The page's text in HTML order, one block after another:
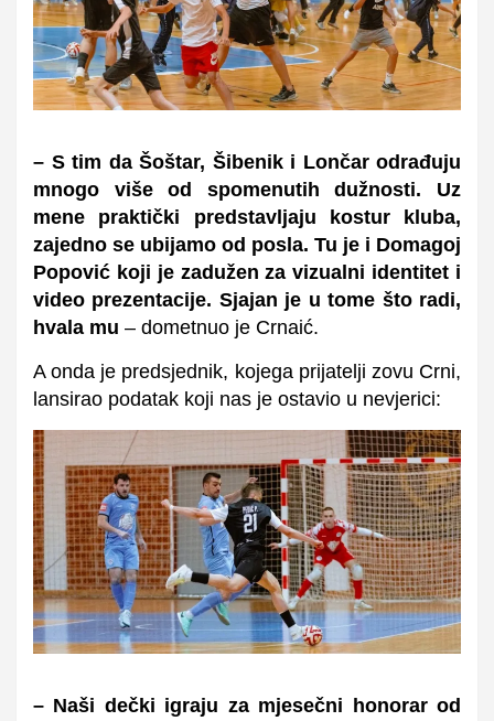
– S tim da Šoštar, Šibenik i Lončar odrađuju
mnogo više od spomenutih dužnosti. Uz
mene praktički predstavljaju kostur kluba,
zajedno se ubijamo od posla. Tu je i Domagoj
Popović koji je zadužen za vizualni identitet i
video prezentacije. Sjajan je u tome što radi,
hvala mu – dometnuo je Crnaić.
A onda je predsjednik, kojega prijatelji zovu Crni,
lansirao podatak koji nas je ostavio u nevjerici:
– Naši dečki igraju za mjesečni honorar od